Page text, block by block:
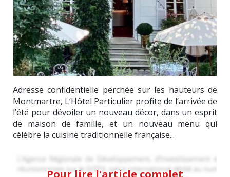
Adresse confidentielle perchée sur les hauteurs de
Montmartre, L’Hôtel Particulier profite de l’arrivée de
l’été pour dévoiler un nouveau décor, dans un esprit
de maison de famille, et un nouveau menu qui
célèbre la cuisine traditionnelle française...
Pour lire l'article complet